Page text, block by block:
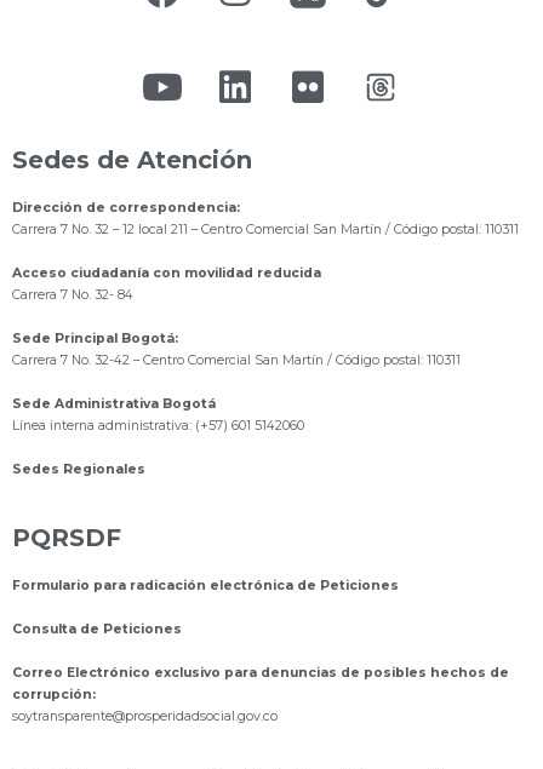
Sedes de Atención
Dirección de correspondencia:
Carrera 7 No. 32 – 12 local 211 – Centro Comercial San Martín / Código postal: 110311
Acceso ciudadanía con movilidad reducida
Carrera 7 No. 32- 84
Sede Principal Bogotá:
Carrera 7 No. 32-42 – Centro Comercial San Martín / Código postal: 110311
Sede Administrativa Bogotá
Línea interna administrativa: (+57) 601 5142060
Sedes Regionales
PQRSDF
Formulario para radicación electrónica de Peticiones
Consulta de Peticiones
Correo Electrónico exclusivo para denuncias de posibles hechos de
corrupción:
soytransparente@prosperidadsocial.gov.co